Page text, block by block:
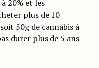
20% et les
plus de 10
50g de cannabis à
durer plus de 5 ans